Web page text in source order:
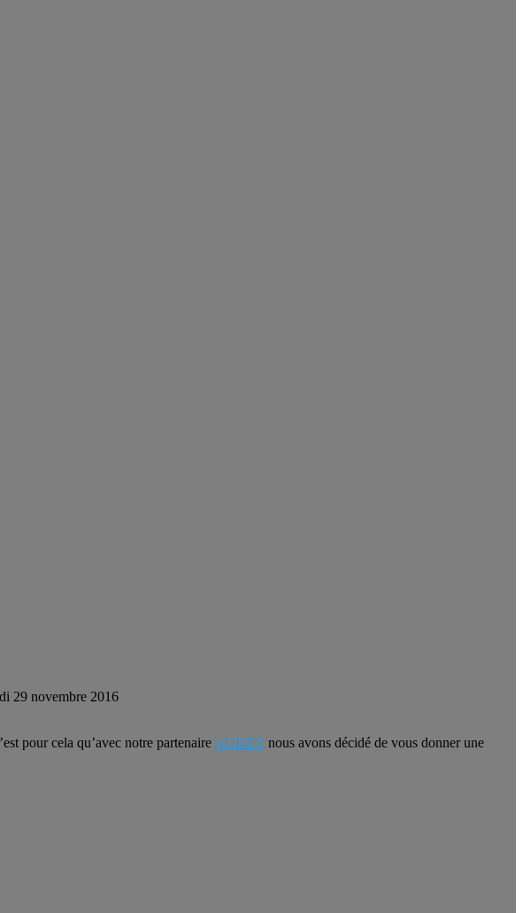
29 novembre 2016
pour cela qu’avec notre partenaire AUKEY nous avons décidé de vous donner une